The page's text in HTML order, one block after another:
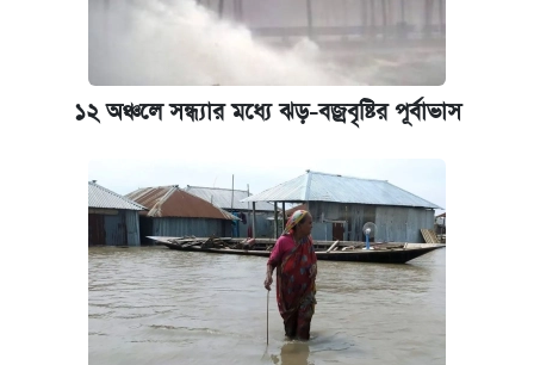
আজকের বাজারে স্বর্ণ-রুপার দাম (৫ আগস্ট)
ঢাবি আইবিএর এক্সিকিউটিভ এমবিএতে ভর্তি শুরু,
আবেদন ১২ আগস্ট পর্যন্ত
প্রতিষ্ঠান প্রধানদের ভাইভা শুরুর নির্দেশ শিক্ষামন্ত্রীর
১২ অঞ্চলে সন্ধ্যার মধ্যে ঝড়-বজ্রবৃষ্টির পূর্বাভাস